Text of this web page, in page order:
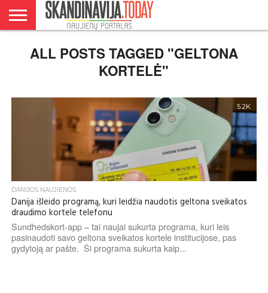
NORVEGIJA
ŠVEDIJA
LIETUVA
VERSLAS
ALL POSTS TAGGED "GELTONA
KORTELĖ"
5.2K
DANIJOS NAUJIENOS
Danija išleido programą, kuri leidžia naudotis geltona sveikatos
draudimo kortele telefonu
Sundhedskort-app – tai naujai sukurta programa, kuri leis
pasinaudoti savo geltona sveikatos kortele institucijose, pas
gydytoją ar pašte. Ši programa sukurta kaip...